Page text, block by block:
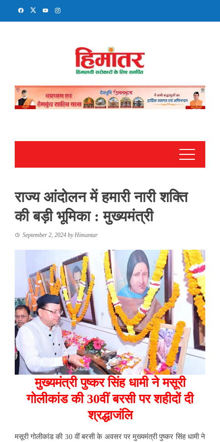
राज्य आंदोलन में हमारी नारी शक्ति
की बड़ी भूमिका : मुख्यमंत्री
September 2, 2024 byHimantar
मुख्यमंत्री पुष्कर सिंह धामी ने मसूरी
गोलीकांड की 30वीं बरसी पर शहीदों दी
श्रद्धाजंलि
मसूरी गोलीकांड की 30 वीं बरसी के अवसर पर मुख्यमंत्री पुष्कर सिंह धामी ने